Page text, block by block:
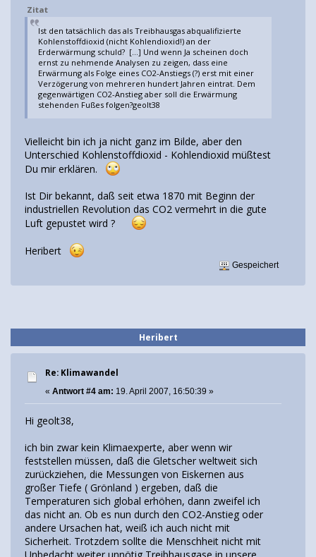
Zitat
Ist den tatsächlich das als Treibhausgas abqualifizierte
Kohlenstoffdioxid (nicht Kohlendioxid!) an der
Erderwärmung schuld? [...] Und wenn Ja scheinen doch
ernst zu nehmende Analysen zu zeigen, dass eine
Erwärmung als Folge eines CO2-Anstiegs (?) erst mit einer
Verzögerung von mehreren hundert Jahren eintrat. Dem
gegenwärtigen CO2-Anstieg aber soll die Erwärmung
stehenden Fußes folgen?geolt38
Vielleicht bin ich ja nicht ganz im Bilde, aber den
Unterschied Kohlenstoffdioxid - Kohlendioxid müßtest
Du mir erklären.
Ist Dir bekannt, daß seit etwa 1870 mit Beginn der
industriellen Revolution das CO2 vermehrt in die gute
Luft gepustet wird ?
Heribert
Gespeichert
Heribert
Re: Klimawandel
« Antwort #4 am: 19. April 2007, 16:50:39 »
Hi geolt38,
ich bin zwar kein Klimaexperte, aber wenn wir
feststellen müssen, daß die Gletscher weltweit sich
zurückziehen, die Messungen von Eiskernen aus
großer Tiefe ( Grönland ) ergeben, daß die
Temperaturen sich global erhöhen, dann zweifel ich
das nicht an. Ob es nun durch den CO2-Anstieg oder
andere Ursachen hat, weiß ich auch nicht mit
Sicherheit. Trotzdem sollte die Menschheit nicht mit